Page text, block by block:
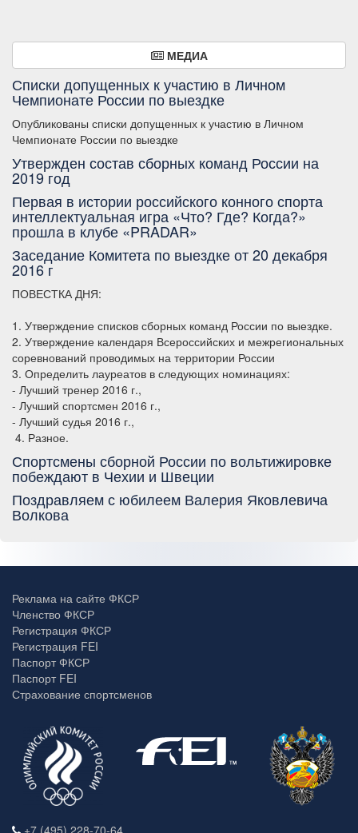
МЕДИА
Списки допущенных к участию в Личном
Чемпионате России по выездке
Опубликованы списки допущенных к участию в Личном
Чемпионате России по выездке
Утвержден состав сборных команд России на
2019 год
Первая в истории российского конного спорта
интеллектуальная игра «Что? Где? Когда?»
прошла в клубе «PRADAR»
Заседание Комитета по выездке от 20 декабря
2016 г
ПОВЕСТКА ДНЯ:
1. Утверждение списков сборных команд России по выездке.
2. Утверждение календаря Всероссийских и межрегиональных
соревнований проводимых на территории России
3. Определить лауреатов в следующих номинациях:
- Лучший тренер 2016 г.,
- Лучший спортсмен 2016 г.,
- Лучший судья 2016 г.,
4. Разное.
Спортсмены сборной России по вольтижировке
побеждают в Чехии и Швеции
Поздравляем с юбилеем Валерия Яковлевича
Волкова
Реклама на сайте ФКСР
Членство ФКСР
Регистрация ФКСР
Регистрация FEI
Паспорт ФКСР
Паспорт FEI
Страхование спортсменов
+7 (495) 228-70-64